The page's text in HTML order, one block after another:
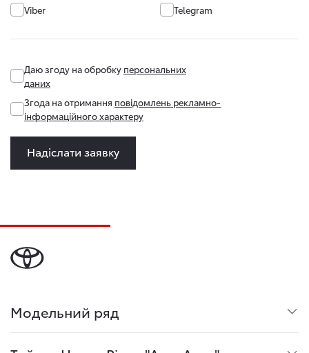
Viber
Telegram
Даю згоду на обробку персональних
даних
Згода на отримання повідомлень рекламно-
інформаційного характеру
Надіслати заявку
Модельний ряд